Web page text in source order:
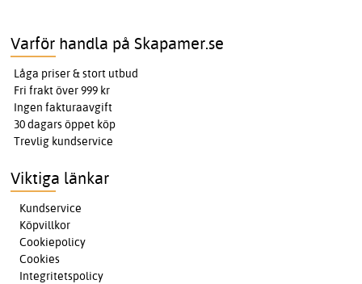
Varför handla på Skapamer.se
Låga priser & stort utbud
Fri frakt över 999 kr
Ingen fakturaavgift
30 dagars öppet köp
Trevlig kundservice
Viktiga länkar
Kundservice
Köpvillkor
Cookiepolicy
Cookies
Integritetspolicy